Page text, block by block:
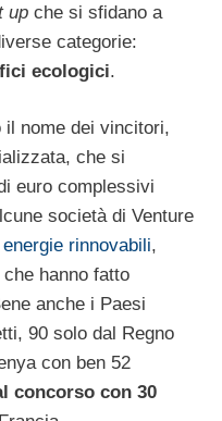
up che si sfidano a
categorie:
ecologici.
il nome dei vincitori,
che si
euro complessivi
società di Venture
energie rinnovabili,
hanno fatto
anche i Paesi
90 solo dal Regno
con ben 52
concorso con 30